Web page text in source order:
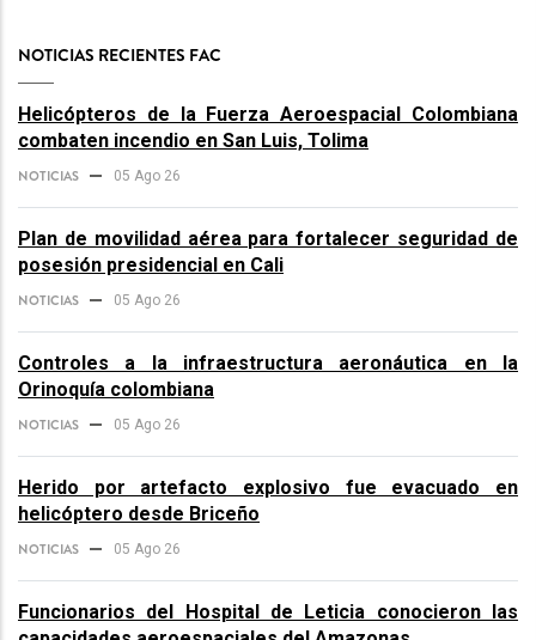
NOTICIAS RECIENTES FAC
Helicópteros de la Fuerza Aeroespacial Colombiana
combaten incendio en San Luis, Tolima
NOTICIAS 05 Ago 26
Plan de movilidad aérea para fortalecer seguridad de
posesión presidencial en Cali
NOTICIAS 05 Ago 26
Controles a la infraestructura aeronáutica en la
Orinoquía colombiana
NOTICIAS 05 Ago 26
Herido por artefacto explosivo fue evacuado en
helicóptero desde Briceño
NOTICIAS 05 Ago 26
Funcionarios del Hospital de Leticia conocieron las